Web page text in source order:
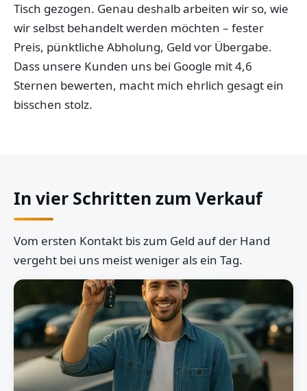
Tisch gezogen. Genau deshalb arbeiten wir so, wie
wir selbst behandelt werden möchten – fester
Preis, pünktliche Abholung, Geld vor Übergabe.
Dass unsere Kunden uns bei Google mit 4,6
Sternen bewerten, macht mich ehrlich gesagt ein
bisschen stolz.
In vier Schritten zum Verkauf
Vom ersten Kontakt bis zum Geld auf der Hand
vergeht bei uns meist weniger als ein Tag.